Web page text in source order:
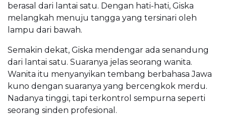
berasal dari lantai satu. Dengan hati-hati, Giska
melangkah menuju tangga yang tersinari oleh
lampu dari bawah.
Semakin dekat, Giska mendengar ada senandung
dari lantai satu. Suaranya jelas seorang wanita.
Wanita itu menyanyikan tembang berbahasa Jawa
kuno dengan suaranya yang bercengkok merdu.
Nadanya tinggi, tapi terkontrol sempurna seperti
seorang sinden profesional.